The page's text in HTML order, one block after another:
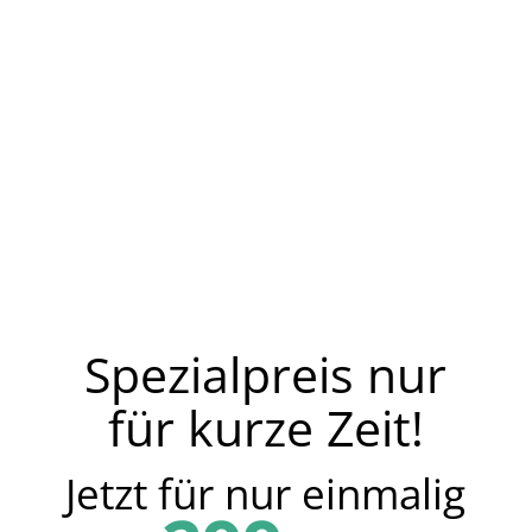
Spezialpreis nur
für kurze Zeit!
Jetzt für nur einmalig